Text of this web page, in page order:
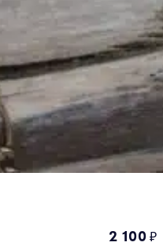
2 100₽